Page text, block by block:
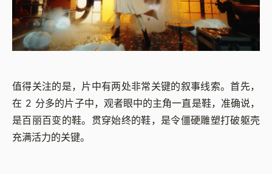
值得关注的是，片中有两处非常关键的叙事线索。首先，
在 2 分多的片子中，观者眼中的主角一直是鞋，准确说，
是百丽百变的鞋。贯穿始终的鞋，是令僵硬雕塑打破躯壳
充满活力的关键。